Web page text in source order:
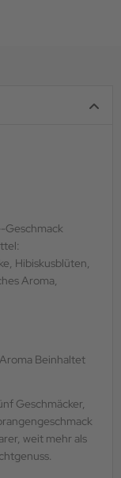
Geschmack
Hibiskusblüten,
Aroma,
Beinhaltet
Geschmäcker,
weit mehr als